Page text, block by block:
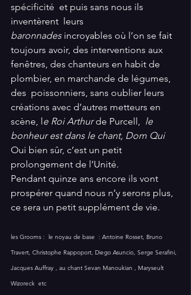
spécificité  et puis sans nous ils
inventèrent  leurs
baronnades incroyables où l’on se fait
toujours avoir, des interventions aux
fenêtres, des chanteurs en habit de
plombier, en marchande de légumes,
des  poissonniers, sans oublier leurs
créations avec d’autres metteurs en
scène, le Roi Arthur de Purcell, le
bonheur est dans le chant, Dom Qui
Oui bien sûr, c’est un petit
prolongement de l’Unité.
Pendant quinze ans encore ils vont
prospérer quand nous n’y serons plus,
ce sera un petit supplément de vie.
les Grooms :  le noyau de base  : Antoine Rosset, Bruno
Travert, Christophe Rappoport, Diego Asuncio, Serge Serafini,
Jacques Auffray , au chant Sevan Manoukian , Maryseult
Wizoreck  etc